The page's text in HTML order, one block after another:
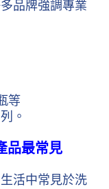
品牌強調專業
等
。
品最常見
活中常見於洗